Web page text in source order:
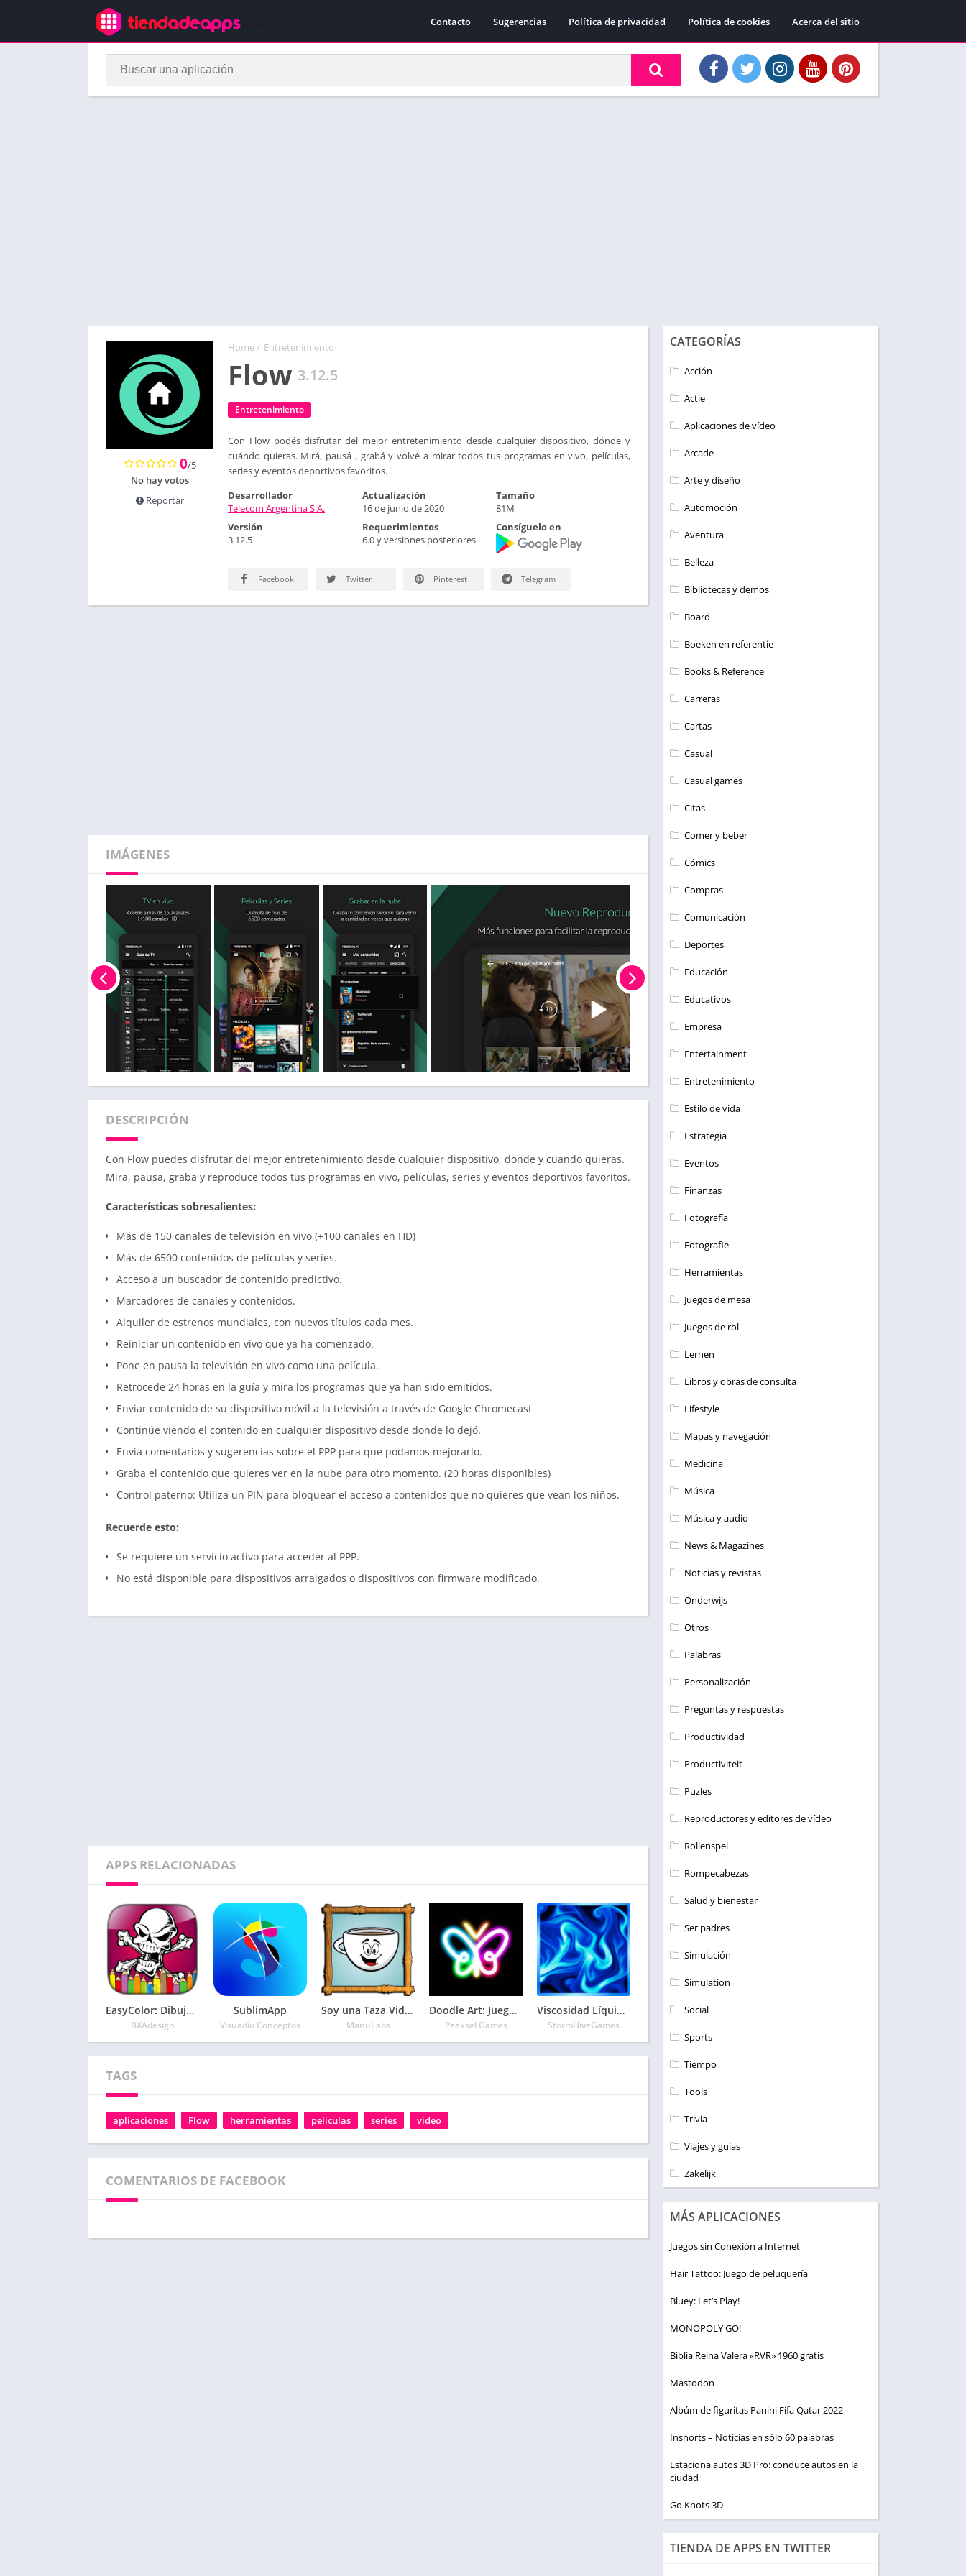
Contacto Sugerencias Política de privacidad Política de cookies Acerca del sitio
Home/ Entretenimiento
Flow 3.12.5
Entretenimiento
Con Flow podés disfrutar del mejor entretenimiento desde cualquier dispositivo, dónde y
cuándo quieras. Mirá, pausá , grabá y volvé a mirar todos tus programas en vivo, películas,
series y eventos deportivos favoritos.
0/5
No hay votos
Reportar
Desarrollador
Telecom Argentina S.A.
Actualización
16 de junio de 2020
Tamaño
81M
Versión
3.12.5
Requerimientos
6.0 y versiones posteriores
Consíguelo en
Facebook Twitter Pinterest Telegram
IMÁGENES
DESCRIPCIÓN
Con Flow puedes disfrutar del mejor entretenimiento desde cualquier dispositivo, donde y cuando quieras.
Mira, pausa, graba y reproduce todos tus programas en vivo, películas, series y eventos deportivos favoritos.
Características sobresalientes:
Más de 150 canales de televisión en vivo (+100 canales en HD)
Más de 6500 contenidos de películas y series.
Acceso a un buscador de contenido predictivo.
Marcadores de canales y contenidos.
Alquiler de estrenos mundiales, con nuevos títulos cada mes.
Reiniciar un contenido en vivo que ya ha comenzado.
Pone en pausa la televisión en vivo como una película.
Retrocede 24 horas en la guía y mira los programas que ya han sido emitidos.
Enviar contenido de su dispositivo móvil a la televisión a través de Google Chromecast
Continúe viendo el contenido en cualquier dispositivo desde donde lo dejó.
Envía comentarios y sugerencias sobre el PPP para que podamos mejorarlo.
Graba el contenido que quieres ver en la nube para otro momento. (20 horas disponibles)
Control paterno: Utiliza un PIN para bloquear el acceso a contenidos que no quieres que vean los niños.
Recuerde esto:
Se requiere un servicio activo para acceder al PPP.
No está disponible para dispositivos arraigados o dispositivos con firmware modificado.
APPS RELACIONADAS
EasyColor: Dibujos para colorear Calavera
BXAdesign
SublimApp
Visuadio Conceptos
Soy una Taza Videos
ManuLabs
Doodle Art: Juegos de Dibujar
Peaksel Games
Viscosidad Líquido Fuego
StormHiveGames
TAGS
aplicaciones Flow herramientas peliculas series video
COMENTARIOS DE FACEBOOK
CATEGORÍAS
Acción
Actie
Aplicaciones de vídeo
Arcade
Arte y diseño
Automoción
Aventura
Belleza
Bibliotecas y demos
Board
Boeken en referentie
Books & Reference
Carreras
Cartas
Casual
Casual games
Citas
Comer y beber
Cómics
Compras
Comunicación
Deportes
Educación
Educativos
Empresa
Entertainment
Entretenimiento
Estilo de vida
Estrategia
Eventos
Finanzas
Fotografía
Fotografie
Herramientas
Juegos de mesa
Juegos de rol
Lernen
Libros y obras de consulta
Lifestyle
Mapas y navegación
Medicina
Música
Música y audio
News & Magazines
Noticias y revistas
Onderwijs
Otros
Palabras
Personalización
Preguntas y respuestas
Productividad
Productiviteit
Puzles
Reproductores y editores de vídeo
Rollenspel
Rompecabezas
Salud y bienestar
Ser padres
Simulación
Simulation
Social
Sports
Tiempo
Tools
Trivia
Viajes y guías
Zakelijk
MÁS APLICACIONES
Juegos sin Conexión a Internet
Hair Tattoo: Juego de peluquería
Bluey: Let’s Play!
MONOPOLY GO!
Biblia Reina Valera «RVR» 1960 gratis
Mastodon
Albúm de figuritas Panini Fifa Qatar 2022
Inshorts – Noticias en sólo 60 palabras
Estaciona autos 3D Pro: conduce autos en la
ciudad
Go Knots 3D
TIENDA DE APPS EN TWITTER